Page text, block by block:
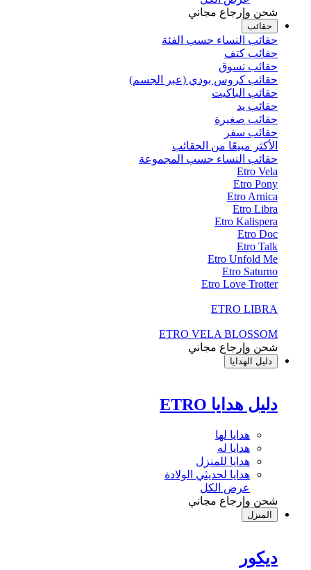
شحن وإرجاع مجاني
حقائب
حقائب النساء حسب الفئة
حقائب كتف
حقائب تسوق
حقائب كروس بودي (عبر الجسم)
حقائب الباكيت
حقائب يد
حقائب صغيرة
حقائب سفر
الأكثر مبيعًا من الحقائب
حقائب النساء حسب المجموعة
Etro Vela
Etro Pony
Etro Arnica
Etro Libra
Etro Kalispera
Etro Doc
Etro Talk
Etro Unfold Me
Etro Saturno
Etro Love Trotter
ETRO LIBRA
ETRO VELA BLOSSOM
شحن وإرجاع مجاني
دليل الهدايا
دليل هدايا ETRO
هدايا لها
هدايا له
هدايا للمنزل
هدايا لحديثي الولادة
عرض الكل
شحن وإرجاع مجاني
المنزل
ديكور